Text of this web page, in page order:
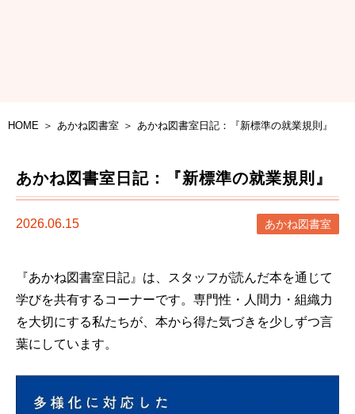
HOME あかね図書室 あかね図書室日記：『新標準の就業規則』
あかね図書室日記：『新標準の就業規則』
2026.06.15 あかね図書室
『あかね図書室日記』は、スタッフが読んだ本を通じて
学びを共有するコーナーです。専門性・人間力・組織力
を大切にする私たちが、本から得た気づきを少しずつ言
葉にしています。